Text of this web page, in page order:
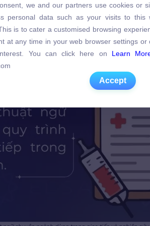
personal data such as your visits to this
is to cater a customised browsing
at any time in your web browser settings or
You can click here on
Learn More
Accept
we and our partners use cookies or
personal data such as your visits to this
is to cater a customised browsing
at any time in your web browser settings
You can click here on Learn
Accept